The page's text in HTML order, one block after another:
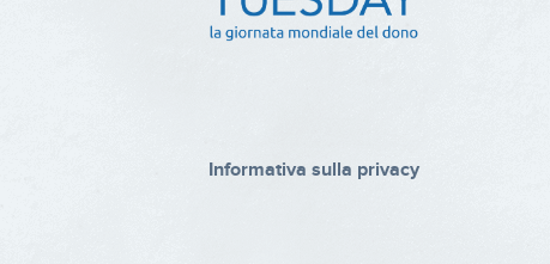
Informativa sulla privacy